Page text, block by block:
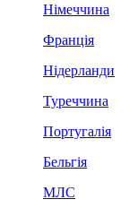
Німеччина
Франція
Нідерланди
Туреччина
Португалія
Бельгія
МЛС